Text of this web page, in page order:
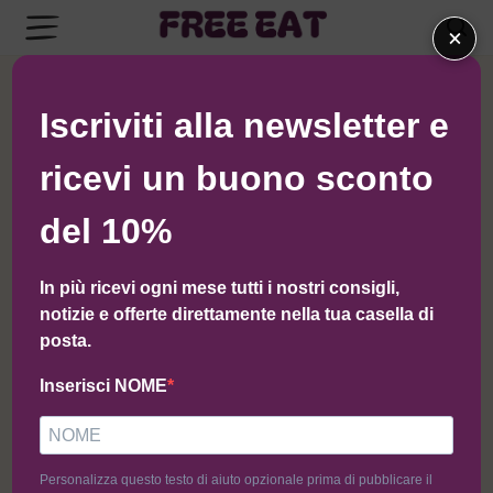
×
Iscriviti alla newsletter e
ricevi un buono sconto
del 10%
In più ricevi ogni mese tutti i nostri consigli,
notizie e offerte direttamente nella tua casella di
posta.
Inserisci NOME
Personalizza questo testo di aiuto opzionale prima di pubblicare il